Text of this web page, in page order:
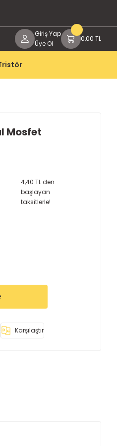
Giriş Yap
Üye Ol
0,00 TL
Mosfet
4,40 TL den
başlayan
taksitlerle!
Karşılaştır